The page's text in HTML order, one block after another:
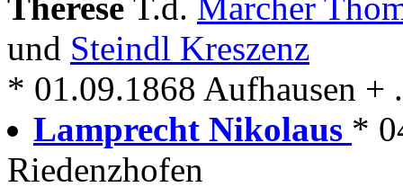
Therese T.d. Marcher
und Steindl Kreszenz
* 01.09.1868 Aufhausen
Lamprecht Nikolaus *
Riedenzhofen